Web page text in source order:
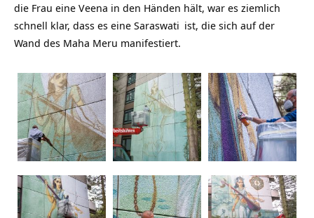
die Frau eine Veena in den Händen hält, war es ziemlich
schnell klar, dass es eine Saraswati ist, die sich auf der
Wand des Maha Meru manifestiert.